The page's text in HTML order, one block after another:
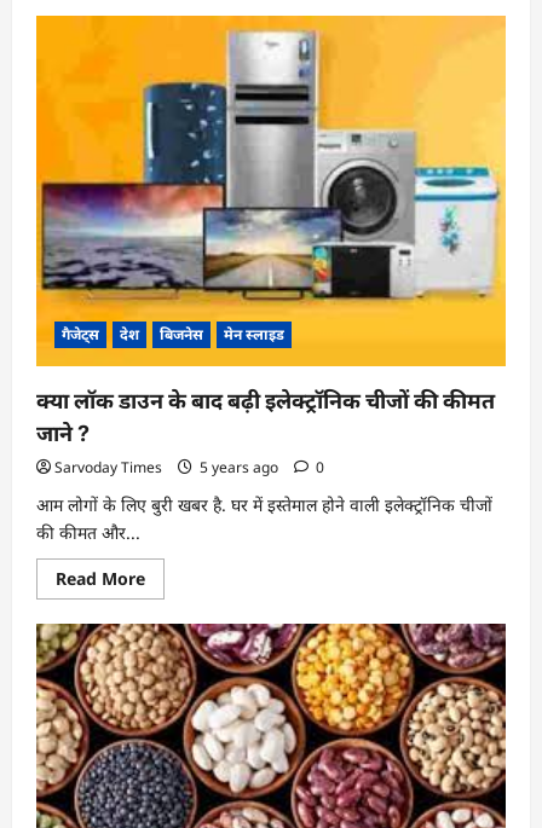
सैमसंग
M32
लान्च
क्या
है
फीचर्स
और
कीमत
?
गैजेट्स देश बिजनेस मेन स्लाइड
क्या लॉक डाउन के बाद बढ़ी इलेक्ट्रॉनिक चीजों की कीमत
जाने ?
Sarvoday Times 5 years ago 0
आम लोगों के लिए बुरी खबर है. घर में इस्तेमाल होने वाली इलेक्ट्रॉनिक चीजों
की कीमत और...
Read MoreRead
more
क्या
लॉक
डाउन
के
बाद
बढ़ी
इलेक्ट्रॉनिक
चीजों
की
कीमत
जाने
?